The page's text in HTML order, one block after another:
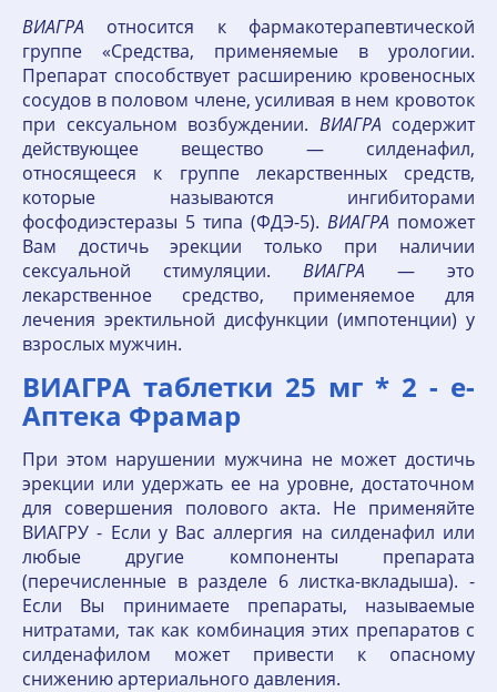
ВИАГРА относится к фармакотерапевтической
группе «Средства, применяемые в урологии.
Препарат способствует расширению кровеносных
сосудов в половом члене, усиливая в нем кровоток
при сексуальном возбуждении. ВИАГРА содержит
действующее вещество — силденафил,
относящееся к группе лекарственных средств,
которые называются ингибиторами
фосфодиэстеразы 5 типа (ФДЭ-5). ВИАГРА поможет
Вам достичь эрекции только при наличии
сексуальной стимуляции. ВИАГРА — это
лекарственное средство, применяемое для
лечения эректильной дисфункции (импотенции) у
взрослых мужчин.
ВИАГРА таблетки 25 мг * 2 - е-
Аптека Фрамар
При этом нарушении мужчина не может достичь
эрекции или удержать ее на уровне, достаточном
для совершения полового акта. Не применяйте
ВИАГРУ - Если у Вас аллергия на силденафил или
любые другие компоненты препарата
(перечисленные в разделе 6 листка-вкладыша). -
Если Вы принимаете препараты, называемые
нитратами, так как комбинация этих препаратов с
силденафилом может привести к опасному
снижению артериального давления.